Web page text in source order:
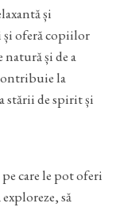
și
oferă copiilor
natură și de a
la
stării de spirit și
care le pot oferi
să